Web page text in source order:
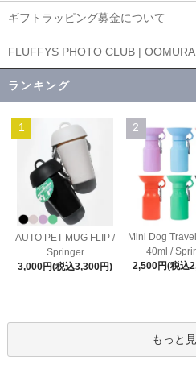
ギフトラッピング募金について
FLUFFYS PHOTO CLUB |
ランキング
1
AUTO PET MUG FLIP /
Springer
3,000円(税込3,300円)
2
Mini Dog
40ml /
2,500円(税込
もっと